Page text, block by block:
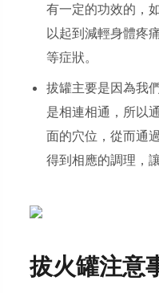
有一定的功效的，
以起到減輕身體疼
等症狀。
拔罐主要是因為我
是相連相通，所以
面的穴位，從而通
得到相應的調理，
拔火罐注意